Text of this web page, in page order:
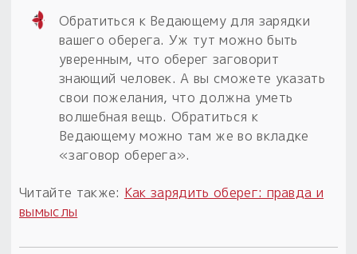
Обратиться к Ведающему для зарядки
вашего оберега. Уж тут можно быть
уверенным, что оберег заговорит
знающий человек. А вы сможете указать
свои пожелания, что должна уметь
волшебная вещь. Обратиться к
Ведающему можно там же во вкладке
«заговор оберега».
Читайте также: Как зарядить оберег: правда и
вымыслы